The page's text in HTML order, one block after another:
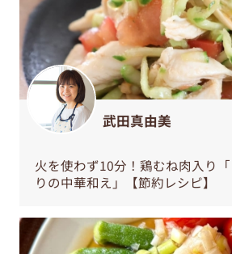
武田真由美
火を使わず10分！鶏むね肉入り
りの中華和え」【節約レシピ】